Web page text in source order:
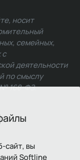
сайт, вы
Softline
носит
семейных,
с
деятельности
по смыслу
№ 168-ФЗ.